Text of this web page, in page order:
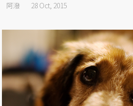
阿潑 28 Oct, 2015